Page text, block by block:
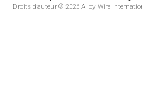
Droits d’auteur © 2026 Alloy Wire